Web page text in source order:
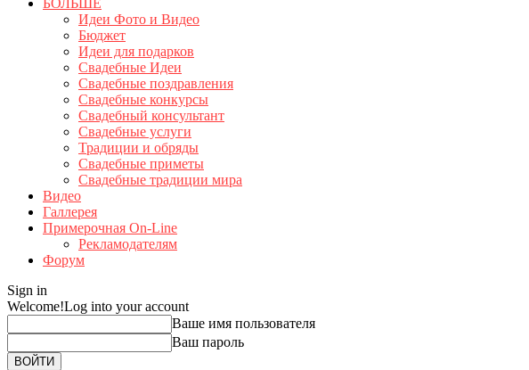
БОЛЬШЕ
Идеи Фото и Видео
Бюджет
Идеи для подарков
Свадебные Идеи
Свадебные поздравления
Свадебные конкурсы
Свадебный консультант
Свадебные услуги
Традиции и обряды
Свадебные приметы
Свадебные традиции мира
Видео
Галлерея
Примерочная On-Line
Рекламодателям
Форум
Sign in
Welcome!Log into your account
Ваше имя пользователя
Ваш пароль